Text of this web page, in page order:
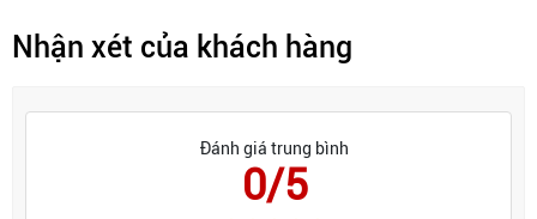
Nhận xét của khách hàng
Đánh giá trung bình
0/5